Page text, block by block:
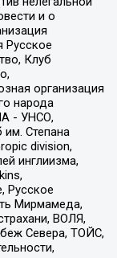
и о
Русское
Клуб
организация
народа
- УНСО,
им. Степана
division,
инглиизма,
Русское
Мирмамеда,
ВОЛЯ,
Севера, ТОЙС,